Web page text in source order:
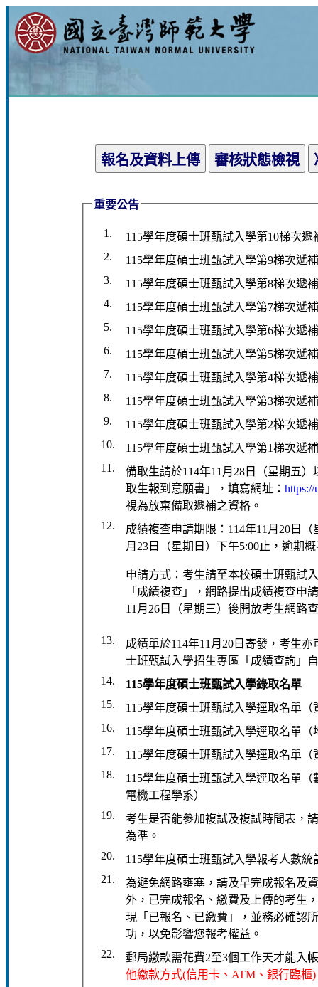
重要公告
1.
115學年度碩士班甄試入學第10梯次遞
2.
115學年度碩士班甄試入學第9梯次遞
3.
115學年度碩士班甄試入學第8梯次遞
4.
115學年度碩士班甄試入學第7梯次遞
5.
115學年度碩士班甄試入學第6梯次遞
6.
115學年度碩士班甄試入學第5梯次遞
7.
115學年度碩士班甄試入學第4梯次遞
8.
115學年度碩士班甄試入學第3梯次遞
9.
115學年度碩士班甄試入學第2梯次遞
10.
115學年度碩士班甄試入學第1梯次遞
11.
備取生請於114年11月28日（星期五
取生報到意願書」，填寫網址：
視為放棄備取遞補之資格。
12.
成績複查申請期限：114年11月20日（
月23日（星期日）下午5:00止，逾期
申請方式：考生請至本校碩士班甄試
「成績複查」，網路提出成績複查申
11月26日（星期三）後開放考生網路
13.
成績單於114年11月20日寄發，考生
士班甄試入學招生專區「成績查詢」
14.
115學年度碩士班甄試入學錄取名單
15.
115學年度碩士班甄試入學逕取名單（
16.
115學年度碩士班甄試入學逕取名單（
17.
115學年度碩士班甄試入學逕取名單（
18.
115學年度碩士班甄試入學逕取名單（
電機工程學系）
19.
考生是否能參加複試及複試時間表，
為準。
20.
115學年度碩士班甄試入學報考人數統
21.
為避免網路壅塞，請及早完成報名及
外，已完成報名、繳費及上傳的考生
現「已報名、已繳費」，並務必確認
功，以免影響您報考權益。
22.
郵局繳款需花費2至3個工作天才能入
他繳款方式(信用卡、ATM、銀行臨櫃)